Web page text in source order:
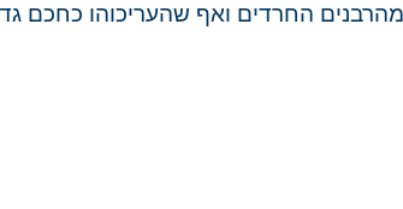
החרדים ואף שהעריכוהו כחכם